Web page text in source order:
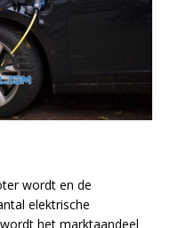
wordt en de
elektrische
het marktaandeel